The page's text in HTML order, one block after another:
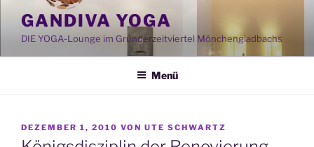
Inhalt
springen
GANDIVA YOGA
DIE YOGA-Lounge im Gründerzeitviertel Mönchengladbachs
Menü
VERÖFFENTLICHT
AM
DEZEMBER 1, 2010 VON UTE SCHWARTZ